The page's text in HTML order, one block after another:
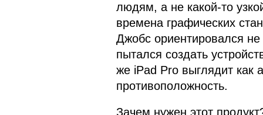
людям, а не какой-то
времена графических
Джобс ориентировался
пытался создать
же iPad Pro выглядит как
противоположность.
Зачем нужен этот